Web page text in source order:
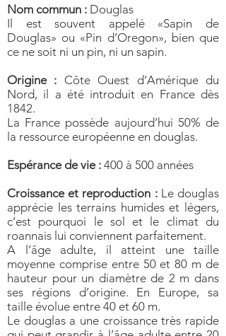
Nom commun : Douglas
Il est souvent appelé «Sapin de
Douglas» ou «Pin d’Oregon», bien que
ce ne soit ni un pin, ni un sapin.
Origine : Côte Ouest d’Amérique du
Nord, il a été introduit en France dès
1842.
La France possède aujourd’hui 50% de
la ressource européenne en douglas.
Espérance de vie : 400 à 500 années
Croissance et reproduction : Le douglas
apprécie les terrains humides et légers,
c’est pourquoi le sol et le climat du
roannais lui conviennent parfaitement.
A l’âge adulte, il atteint une taille
moyenne comprise entre 50 et 80 m de
hauteur pour un diamètre de 2 m dans
ses régions d’origine. En Europe, sa
taille évolue entre 40 et 60 m.
Le douglas a une croissance très rapide